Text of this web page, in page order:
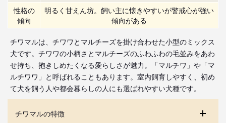
性格の
傾向
明るく甘えん坊。飼い主に懐きやすいが警戒心が強い
傾向がある
チワマルは、チワワとマルチーズを掛け合わせた小型のミックス
犬です。チワワの小柄さとマルチーズのふわふわの毛並みをあわ
せ持ち、抱きしめたくなる愛らしさが魅力。「マルチワ」や「マ
ルチワワ」と呼ばれることもあります。室内飼育しやすく、初め
て犬を飼う人や都会暮らしの人にも選ばれやすい犬種です。
チワマルの特徴